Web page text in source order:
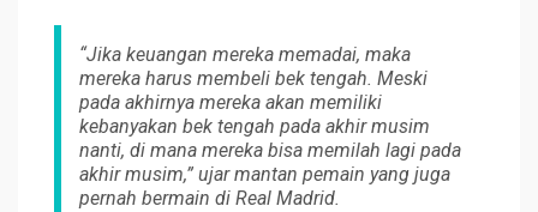
“Jika keuangan mereka memadai, maka
mereka harus membeli bek tengah. Meski
pada akhirnya mereka akan memiliki
kebanyakan bek tengah pada akhir musim
nanti, di mana mereka bisa memilah lagi pada
akhir musim,” ujar mantan pemain yang juga
pernah bermain di Real Madrid.